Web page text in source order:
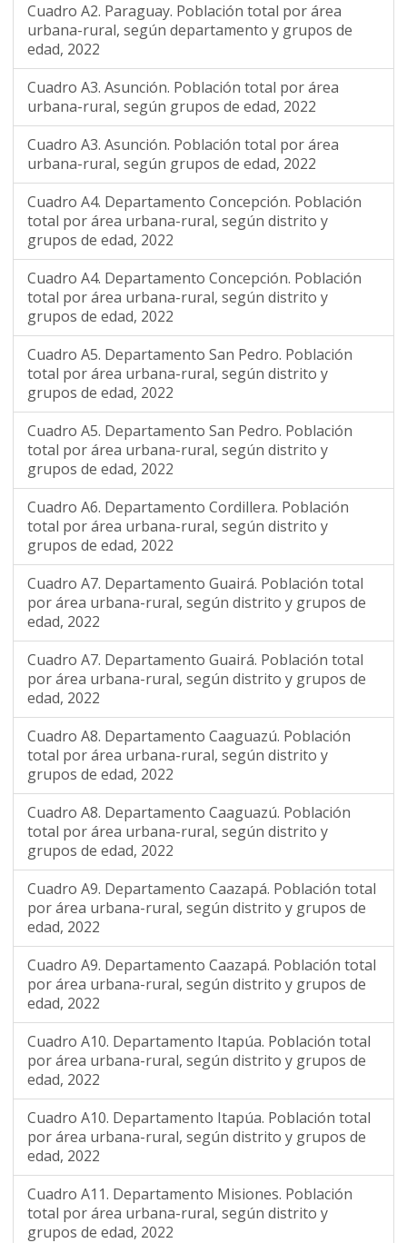
Cuadro A2. Paraguay. Población total por área
urbana-rural, según departamento y grupos de
edad, 2022
Cuadro A3. Asunción. Población total por área
urbana-rural, según grupos de edad, 2022
Cuadro A3. Asunción. Población total por área
urbana-rural, según grupos de edad, 2022
Cuadro A4. Departamento Concepción. Población
total por área urbana-rural, según distrito y
grupos de edad, 2022
Cuadro A4. Departamento Concepción. Población
total por área urbana-rural, según distrito y
grupos de edad, 2022
Cuadro A5. Departamento San Pedro. Población
total por área urbana-rural, según distrito y
grupos de edad, 2022
Cuadro A5. Departamento San Pedro. Población
total por área urbana-rural, según distrito y
grupos de edad, 2022
Cuadro A6. Departamento Cordillera. Población
total por área urbana-rural, según distrito y
grupos de edad, 2022
Cuadro A7. Departamento Guairá. Población total
por área urbana-rural, según distrito y grupos de
edad, 2022
Cuadro A7. Departamento Guairá. Población total
por área urbana-rural, según distrito y grupos de
edad, 2022
Cuadro A8. Departamento Caaguazú. Población
total por área urbana-rural, según distrito y
grupos de edad, 2022
Cuadro A8. Departamento Caaguazú. Población
total por área urbana-rural, según distrito y
grupos de edad, 2022
Cuadro A9. Departamento Caazapá. Población total
por área urbana-rural, según distrito y grupos de
edad, 2022
Cuadro A9. Departamento Caazapá. Población total
por área urbana-rural, según distrito y grupos de
edad, 2022
Cuadro A10. Departamento Itapúa. Población total
por área urbana-rural, según distrito y grupos de
edad, 2022
Cuadro A10. Departamento Itapúa. Población total
por área urbana-rural, según distrito y grupos de
edad, 2022
Cuadro A11. Departamento Misiones. Población
total por área urbana-rural, según distrito y
grupos de edad, 2022